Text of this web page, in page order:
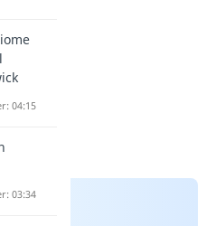
04:15
03:34